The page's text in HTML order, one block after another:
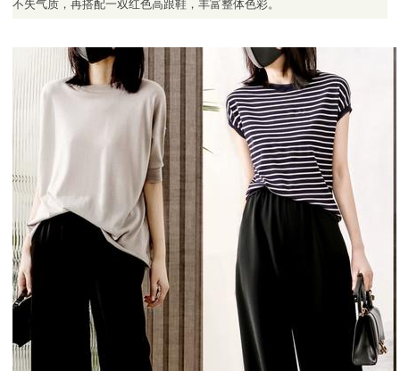
不失气质，再搭配一双红色高跟鞋，丰富整体色彩。